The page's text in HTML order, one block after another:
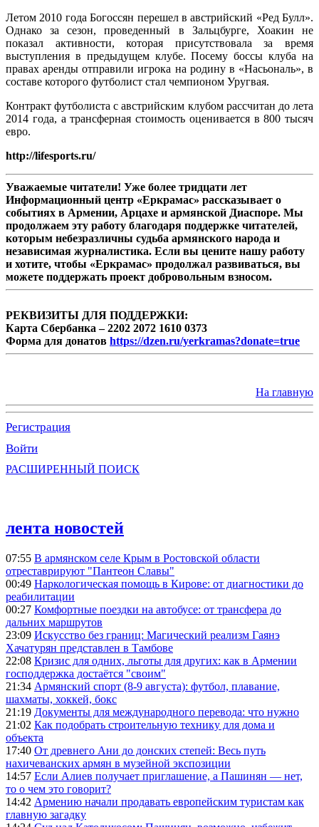
Летом 2010 года Богосcян перешел в австрийский «Ред Булл».
Однако за сезон, проведенный в Зальцбурге, Хоакин не
показал активности, которая присутствовала за время
выступления в предыдущем клубе. Посему боссы клуба на
правах аренды отправили игрока на родину в «Насьональ», в
составе которого футболист стал чемпионом Уругвая.
Контракт футболиста с австрийским клубом рассчитан до лета
2014 года, а трансферная стоимость оценивается в 800 тысяч
евро.
http://lifesports.ru/
Уважаемые читатели! Уже более тридцати лет
Информационный центр «Еркрамас» рассказывает о
событиях в Армении, Арцахе и армянской Диаспоре. Мы
продолжаем эту работу благодаря поддержке читателей,
которым небезразличны судьба армянского народа и
независимая журналистика. Если вы цените нашу работу
и хотите, чтобы «Еркрамас» продолжал развиваться, вы
можете поддержать проект добровольным взносом.
РЕКВИЗИТЫ ДЛЯ ПОДДЕРЖКИ:
Карта Сбербанка – 2202 2072 1610 0373
Форма для донатов https://dzen.ru/yerkramas?donate=true
На главную
Регистрация
Войти
РАСШИРЕННЫЙ ПОИСК
лента новостей
07:55 В армянском селе Крым в Ростовской области
отреставрируют "Пантеон Славы"
00:49 Наркологическая помощь в Кирове: от диагностики до
реабилитации
00:27 Комфортные поездки на автобусе: от трансфера до
дальних маршрутов
23:09 Искусство без границ: Магический реализм Гаянэ
Хачатурян представлен в Тамбове
22:08 Кризис для одних, льготы для других: как в Армении
господдержка достаётся "своим"
21:34 Армянский спорт (8-9 августа): футбол, плавание,
шахматы, хоккей, бокс
21:19 Документы для международного перевода: что нужно
21:02 Как подобрать строительную технику для дома и
объекта
17:40 От древнего Ани до донских степей: Весь путь
нахичеванских армян в музейной экспозиции
14:57 Если Алиев получает приглашение, а Пашинян — нет,
то о чем это говорит?
14:42 Армению начали продавать европейским туристам как
главную загадку